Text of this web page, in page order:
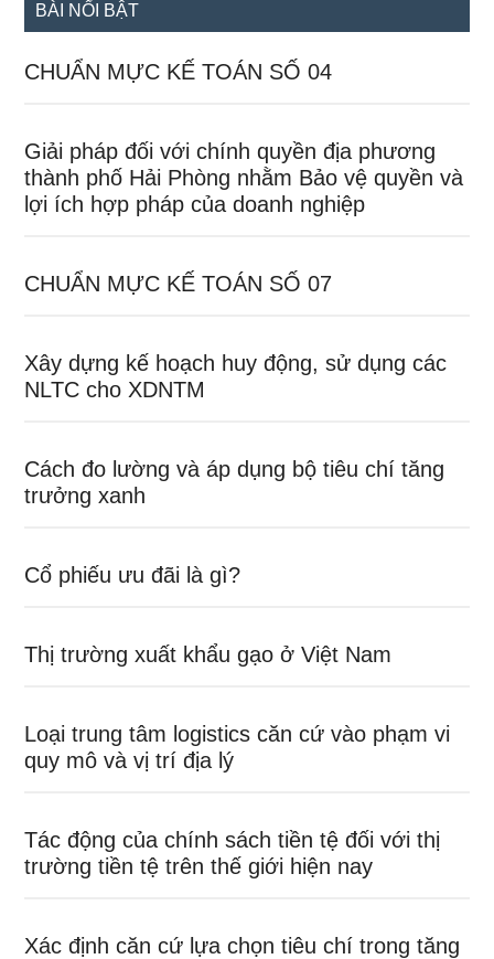
BÀI NỔI BẬT
CHUẨN MỰC KẾ TOÁN SỐ 04
Giải pháp đối với chính quyền địa phương
thành phố Hải Phòng nhằm Bảo vệ quyền và
lợi ích hợp pháp của doanh nghiệp
CHUẨN MỰC KẾ TOÁN SỐ 07
Xây dựng kế hoạch huy động, sử dụng các
NLTC cho XDNTM
Cách đo lường và áp dụng bộ tiêu chí tăng
trưởng xanh
Cổ phiếu ưu đãi là gì?
Thị trường xuất khẩu gạo ở Việt Nam
Loại trung tâm logistics căn cứ vào phạm vi
quy mô và vị trí địa lý
Tác động của chính sách tiền tệ đối với thị
trường tiền tệ trên thế giới hiện nay
Xác định căn cứ lựa chọn tiêu chí trong tăng